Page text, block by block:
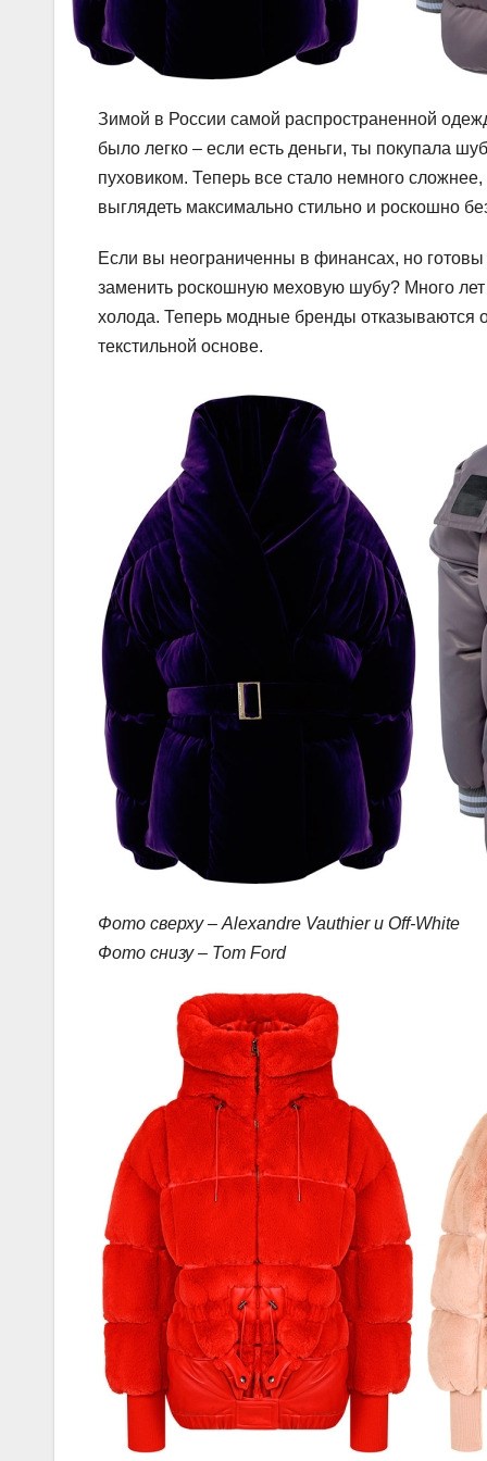
Зимой в России самой распространенной
было легко – если есть деньги, ты покупала
пуховиком. Теперь все стало немного
выглядеть максимально стильно и роскошно
Если вы неограниченны в финансах, но готовы
заменить роскошную меховую шубу? Много
холода. Теперь модные бренды отказываются
текстильной основе.
Фото сверху – Alexandre Vauthier и Off-White
Фото снизу – Tom Ford